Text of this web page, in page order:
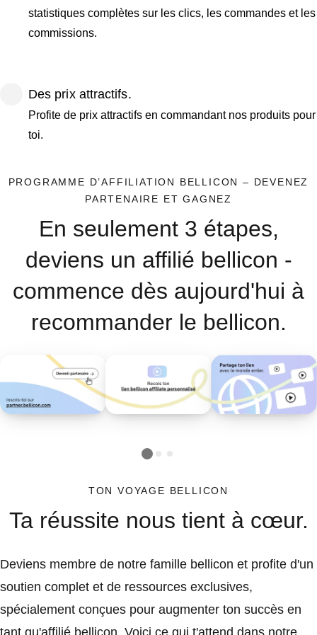
statistiques complètes sur les clics, les commandes et les
commissions.
Des prix attractifs.
Profite de prix attractifs en commandant nos produits pour
toi.
PROGRAMME D’AFFILIATION BELLICON – DEVENEZ
PARTENAIRE ET GAGNEZ
En seulement 3 étapes,
deviens un affilié bellicon -
commence dès aujourd'hui à
recommander le bellicon.
TON VOYAGE BELLICON
Ta réussite nous tient à cœur.
Deviens membre de notre famille bellicon et profite d'un
soutien complet et de ressources exclusives,
spécialement conçues pour augmenter ton succès en
tant qu'affilié bellicon. Voici ce qui t'attend dans notre